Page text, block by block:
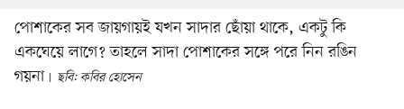
পোশাকের সব জায়গায়ই যখন সাদার ছোঁয়া থাকে, একটু কি
একঘেয়ে লাগে? তাহলে সাদা পোশাকের সঙ্গে পরে নিন রঙিন
গয়না
ছবি: কবির হোসেন